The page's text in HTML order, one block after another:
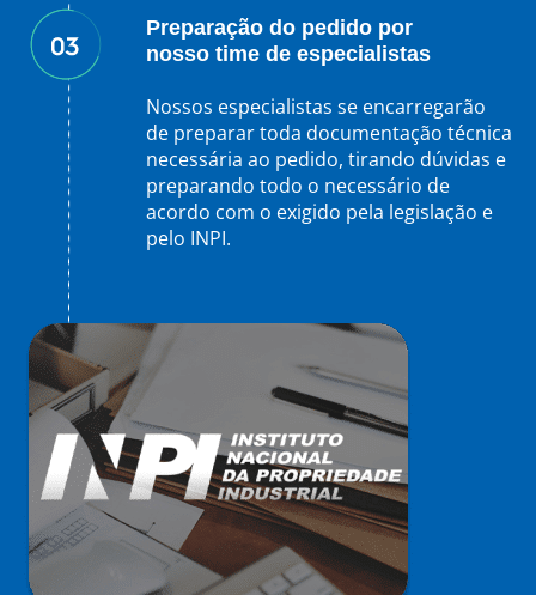
Preparação do pedido por
nosso time de especialistas
Nossos especialistas se encarregarão
de preparar toda documentação técnica
necessária ao pedido, tirando dúvidas e
preparando todo o necessário de
acordo com o exigido pela legislação e
pelo INPI.